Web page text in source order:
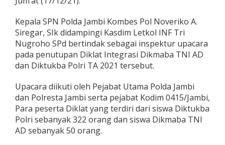
l
t
I
n
t
g
a
s
i
K
o
Kepala SPN Polda Jambi Kombes Pol Noveriko A.
Siregar, SIk didampingi Kasdim Letkol INF Tri
Nugroho SPd bertindak sebagai inspektur upacara
pada penutupan Diklat Integrasi Dikmaba TNI AD
dan Diktukba Polri TA 2021 tersebut.
Upacara diikuti oleh Pejabat Utama Polda Jambi
dan Polresta Jambi serta pejabat Kodim 0415/Jambi,
Para peserta Diklat yang terdiri dari siswa Diktukba
Polri sebanyak 322 orang dan siswa Dikmaba TNI
AD sebanyak 50 orang.